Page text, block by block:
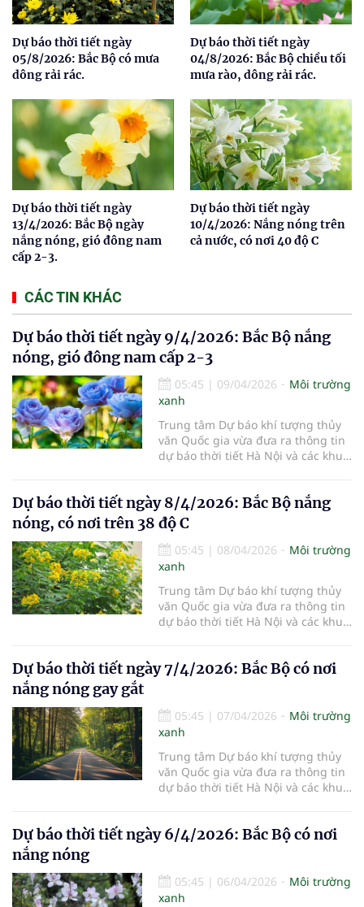
Dự báo thời tiết ngày
05/8/2026: Bắc Bộ có mưa
dông rải rác.
Dự báo thời tiết ngày
04/8/2026: Bắc Bộ chiều tối
mưa rào, dông rải rác.
Dự báo thời tiết ngày
13/4/2026: Bắc Bộ ngày
nắng nóng, gió đông nam
cấp 2-3.
Dự báo thời tiết ngày
10/4/2026: Nắng nóng trên
cả nước, có nơi 40 độ C
CÁC TIN KHÁC
Dự báo thời tiết ngày 9/4/2026: Bắc Bộ nắng
nóng, gió đông nam cấp 2-3
05:45 | 09/04/2026
Môi trường
xanh
Trung tâm Dự báo khí tượng thủy
văn Quốc gia vừa đưa ra thông tin
dự báo thời tiết Hà Nội và các khu
Dự báo thời tiết ngày 8/4/2026: Bắc Bộ nắng
nóng, có nơi trên 38 độ C
05:45 | 08/04/2026
Môi trường
xanh
Trung tâm Dự báo khí tượng thủy
văn Quốc gia vừa đưa ra thông tin
dự báo thời tiết Hà Nội và các khu
Dự báo thời tiết ngày 7/4/2026: Bắc Bộ có nơi
nắng nóng gay gắt
05:45 | 07/04/2026
Môi trường
xanh
Trung tâm Dự báo khí tượng thủy
văn Quốc gia vừa đưa ra thông tin
dự báo thời tiết Hà Nội và các khu
Dự báo thời tiết ngày 6/4/2026: Bắc Bộ có nơi
nắng nóng
05:45 | 06/04/2026
Môi trường
xanh